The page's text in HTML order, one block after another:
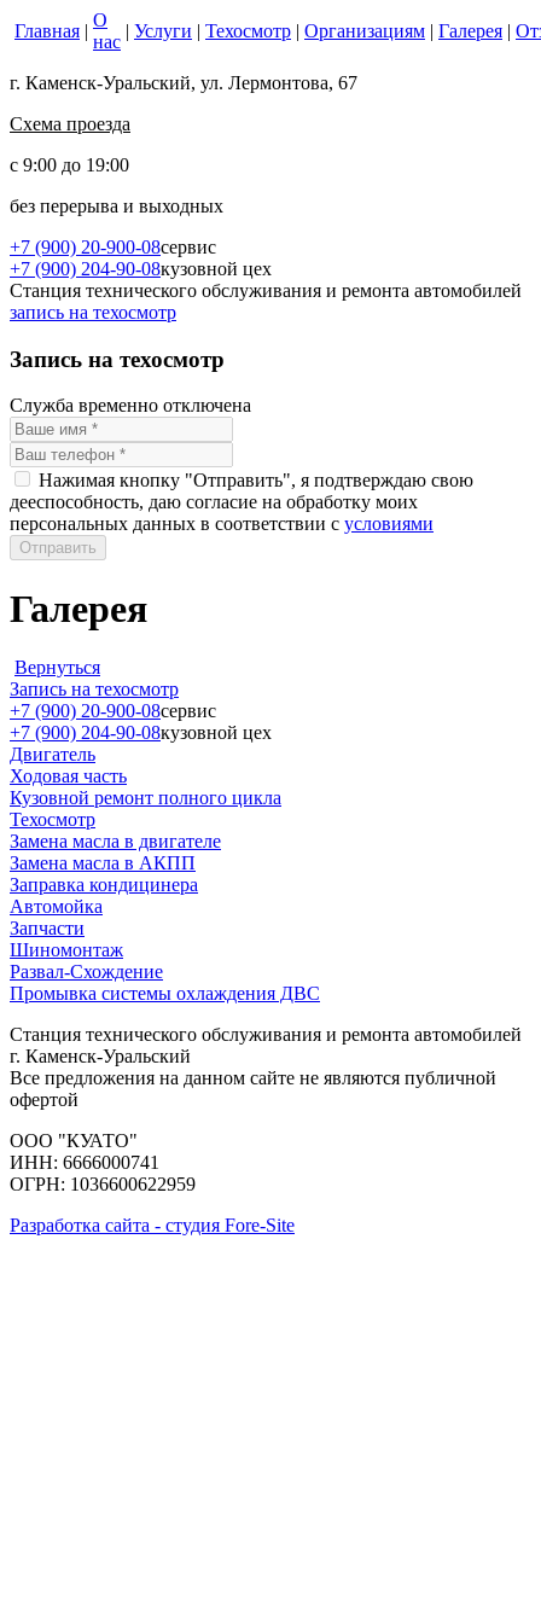
Главная |
О
нас
| Услуги | Техосмотр | Организациям | Галерея |
г. Каменск-Уральский, ул. Лермонтова, 67
Схема проезда
с 9:00 до 19:00
без перерыва и выходных
+7 (900) 20-900-08сервис
+7 (900) 204-90-08кузовной цех
Станция технического обслуживания и ремонта автомобилей
запись на техосмотр
Запись на техосмотр
Служба временно отключена
Нажимая кнопку "Отправить", я подтверждаю свою
дееспособность, даю согласие на обработку моих
персональных данных в соответствии с условиями
Галерея
Вернуться
Запись на техосмотр
+7 (900) 20-900-08сервис
+7 (900) 204-90-08кузовной цех
Двигатель
Ходовая часть
Кузовной ремонт полного цикла
Техосмотр
Замена масла в двигателе
Замена масла в АКПП
Заправка кондицинера
Автомойка
Запчасти
Шиномонтаж
Развал-Схождение
Промывка системы охлаждения ДВС
Станция технического обслуживания и ремонта автомобилей
г. Каменск-Уральский
Все предложения на данном сайте не являются публичной
офертой
ООО "КУАТО"
ИНН: 6666000741
ОГРН: 1036600622959
Разработка сайта - студия Fore-Site